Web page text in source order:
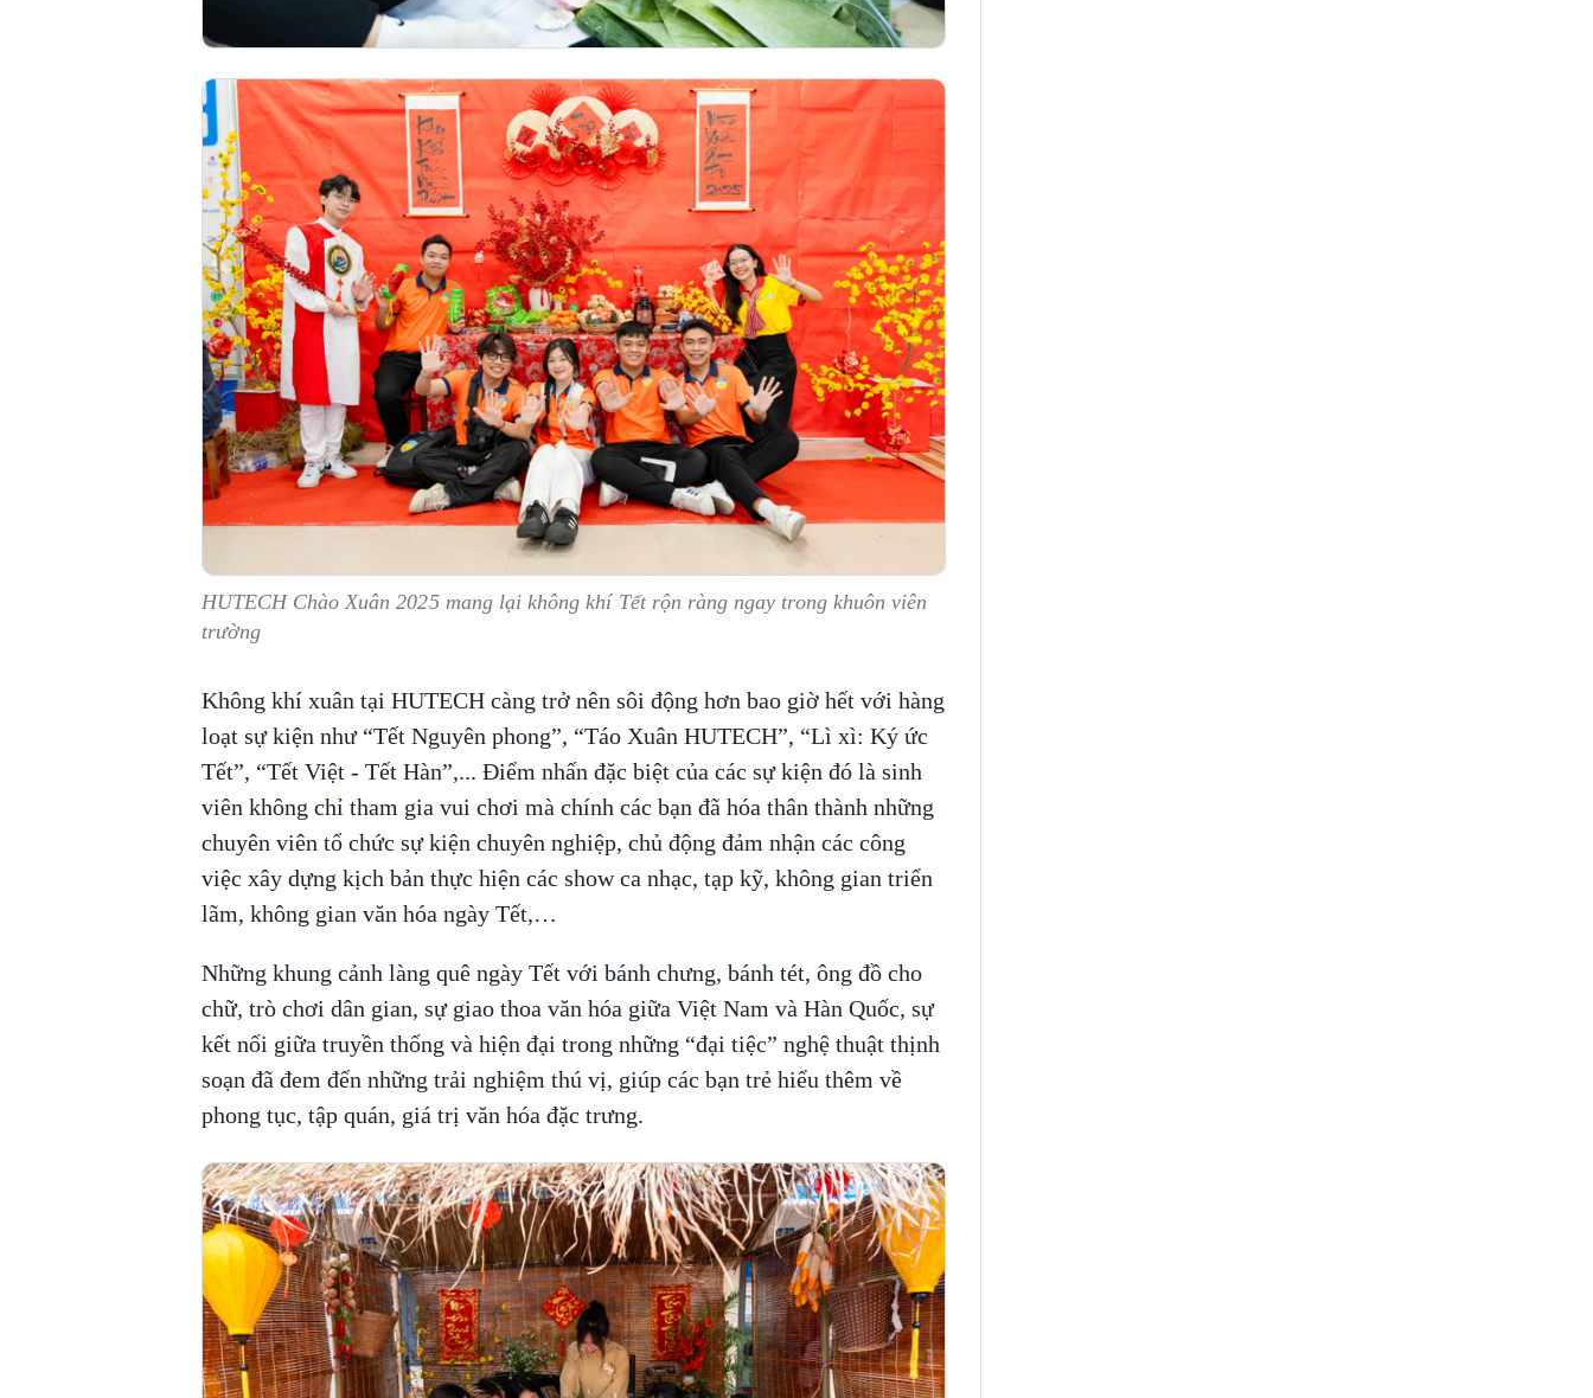
HUTECH Chào Xuân 2025 mang lại không khí Tết rộn ràng ngay trong khuôn viên
trường
Không khí xuân tại HUTECH càng trở nên sôi động hơn bao giờ hết với hàng
loạt sự kiện như “Tết Nguyên phong”, “Táo Xuân HUTECH”, “Lì xì: Ký ức
Tết”, “Tết Việt - Tết Hàn”,... Điểm nhấn đặc biệt của các sự kiện đó là sinh
viên không chỉ tham gia vui chơi mà chính các bạn đã hóa thân thành những
chuyên viên tổ chức sự kiện chuyên nghiệp, chủ động đảm nhận các công
việc xây dựng kịch bản thực hiện các show ca nhạc, tạp kỹ, không gian triển
lãm, không gian văn hóa ngày Tết,…
Những khung cảnh làng quê ngày Tết với bánh chưng, bánh tét, ông đồ cho
chữ, trò chơi dân gian, sự giao thoa văn hóa giữa Việt Nam và Hàn Quốc, sự
kết nối giữa truyền thống và hiện đại trong những “đại tiệc” nghệ thuật thịnh
soạn đã đem đến những trải nghiệm thú vị, giúp các bạn trẻ hiểu thêm về
phong tục, tập quán, giá trị văn hóa đặc trưng.